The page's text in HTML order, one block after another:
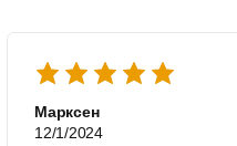
Марксен
12/1/2024